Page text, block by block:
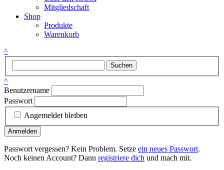
Mitgliedschaft
Shop
Produkte
Warenkorb
^
Suchen
^
Benutzername
Passwort
Angemeldet bleiben
Anmelden
Passwort vergessen? Kein Problem. Setze ein neues Passwort.
Noch keinen Account? Dann registriere dich und mach mit.